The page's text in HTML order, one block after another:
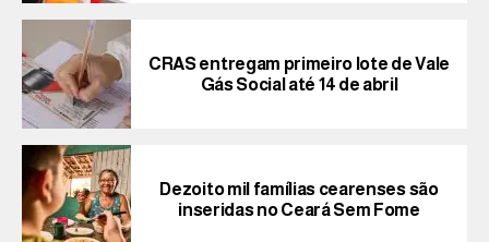
CRAS entregam primeiro lote de Vale
Gás Social até 14 de abril
Dezoito mil famílias cearenses são
inseridas no Ceará Sem Fome